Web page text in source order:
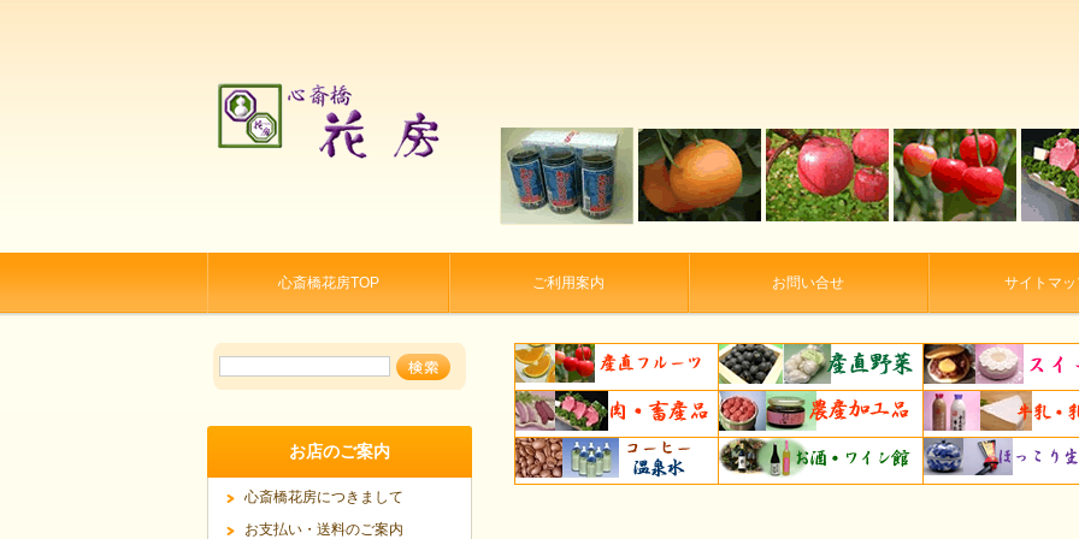
心斎橋花房TOP ご利用案内 お問い合せ サイトマッ
お店のご案内
心斎橋花房につきまして
お支払い・送料のご案内